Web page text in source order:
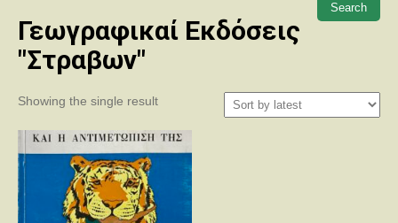
Γεωγραφικαί Εκδόσεις
"Στραβων"
Showing the single result